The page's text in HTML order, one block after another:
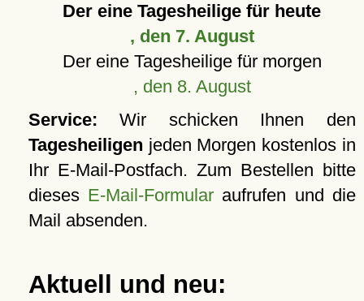
Der eine Tagesheilige für heute
, den 7. August
Der eine Tagesheilige für morgen
, den 8. August
Service: Wir schicken Ihnen den
Tagesheiligen jeden Morgen kostenlos in
Ihr E-Mail-Postfach. Zum Bestellen bitte
dieses E-Mail-Formular aufrufen und die
Mail absenden.
Aktuell und neu: